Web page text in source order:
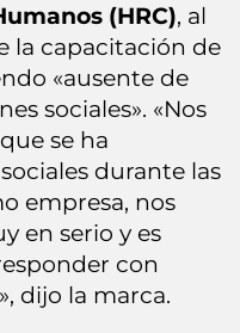
(HRC), al
la capacitación de
«ausente de
sociales». «Nos
se ha
durante las
empresa, nos
en serio y es
con
dijo la marca.